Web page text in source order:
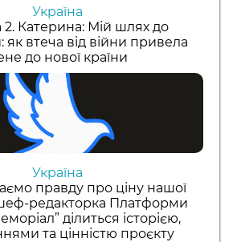
Україна
2. Катерина: Мій шлях до
втеча від війни привела
до нової країни
Україна
правду про ціну нашої
редакторка Платформи
ділиться історією,
та цінністю проєкту